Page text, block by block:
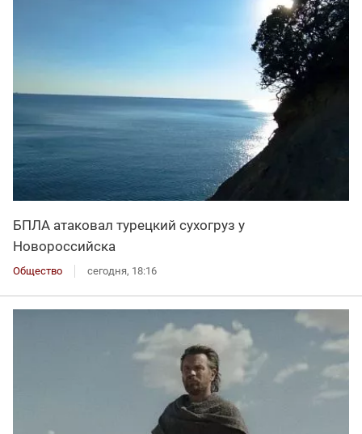
БПЛА атаковал турецкий сухогруз у
Новороссийска
Общество сегодня, 18:16